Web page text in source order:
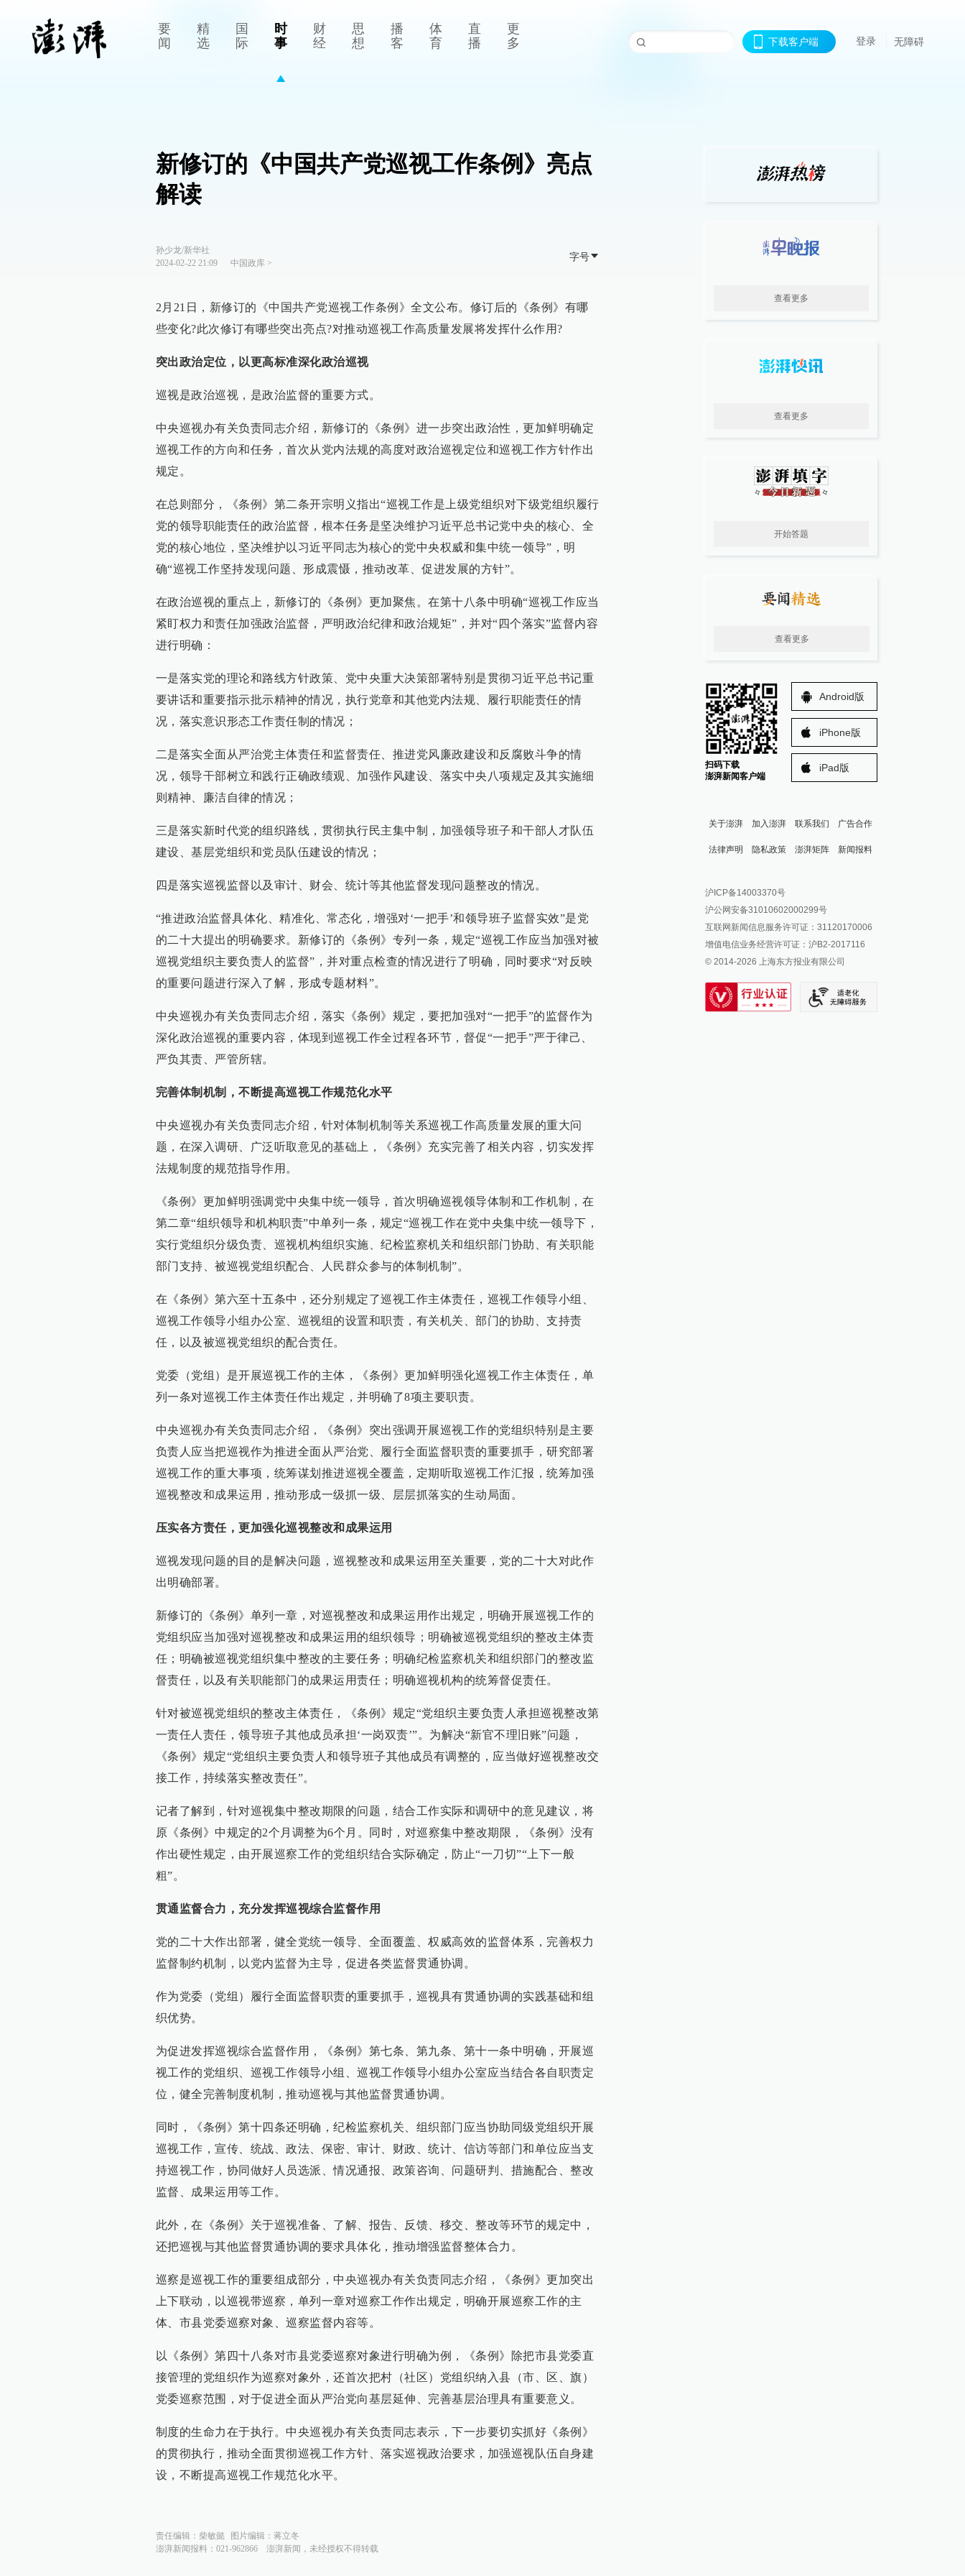
要
闻
精
选
国
际
时
事
财
经
思
想
播
客
体
育
直
播
更
多
下载客户端 登录 无障碍
新修订的《中国共产党巡视工作条例》亮点
解读
孙少龙/新华社
2024-02-22 21:09
中国政库>
字号
2月21日，新修订的《中国共产党巡视工作条例》全文公布。修订后的《条例》有哪
些变化?此次修订有哪些突出亮点?对推动巡视工作高质量发展将发挥什么作用?
突出政治定位，以更高标准深化政治巡视
巡视是政治巡视，是政治监督的重要方式。
中央巡视办有关负责同志介绍，新修订的《条例》进一步突出政治性，更加鲜明确定
巡视工作的方向和任务，首次从党内法规的高度对政治巡视定位和巡视工作方针作出
规定。
在总则部分，《条例》第二条开宗明义指出“巡视工作是上级党组织对下级党组织履行
党的领导职能责任的政治监督，根本任务是坚决维护习近平总书记党中央的核心、全
党的核心地位，坚决维护以习近平同志为核心的党中央权威和集中统一领导”，明
确“巡视工作坚持发现问题、形成震慑，推动改革、促进发展的方针”。
在政治巡视的重点上，新修订的《条例》更加聚焦。在第十八条中明确“巡视工作应当
紧盯权力和责任加强政治监督，严明政治纪律和政治规矩”，并对“四个落实”监督内容
进行明确：
一是落实党的理论和路线方针政策、党中央重大决策部署特别是贯彻习近平总书记重
要讲话和重要指示批示精神的情况，执行党章和其他党内法规、履行职能责任的情
况，落实意识形态工作责任制的情况；
二是落实全面从严治党主体责任和监督责任、推进党风廉政建设和反腐败斗争的情
况，领导干部树立和践行正确政绩观、加强作风建设、落实中央八项规定及其实施细
则精神、廉洁自律的情况；
三是落实新时代党的组织路线，贯彻执行民主集中制，加强领导班子和干部人才队伍
建设、基层党组织和党员队伍建设的情况；
四是落实巡视监督以及审计、财会、统计等其他监督发现问题整改的情况。
“推进政治监督具体化、精准化、常态化，增强对‘一把手’和领导班子监督实效”是党
的二十大提出的明确要求。新修订的《条例》专列一条，规定“巡视工作应当加强对被
巡视党组织主要负责人的监督”，并对重点检查的情况进行了明确，同时要求“对反映
的重要问题进行深入了解，形成专题材料”。
中央巡视办有关负责同志介绍，落实《条例》规定，要把加强对“一把手”的监督作为
深化政治巡视的重要内容，体现到巡视工作全过程各环节，督促“一把手”严于律己、
严负其责、严管所辖。
完善体制机制，不断提高巡视工作规范化水平
中央巡视办有关负责同志介绍，针对体制机制等关系巡视工作高质量发展的重大问
题，在深入调研、广泛听取意见的基础上，《条例》充实完善了相关内容，切实发挥
法规制度的规范指导作用。
《条例》更加鲜明强调党中央集中统一领导，首次明确巡视领导体制和工作机制，在
第二章“组织领导和机构职责”中单列一条，规定“巡视工作在党中央集中统一领导下，
实行党组织分级负责、巡视机构组织实施、纪检监察机关和组织部门协助、有关职能
部门支持、被巡视党组织配合、人民群众参与的体制机制”。
在《条例》第六至十五条中，还分别规定了巡视工作主体责任，巡视工作领导小组、
巡视工作领导小组办公室、巡视组的设置和职责，有关机关、部门的协助、支持责
任，以及被巡视党组织的配合责任。
党委（党组）是开展巡视工作的主体，《条例》更加鲜明强化巡视工作主体责任，单
列一条对巡视工作主体责任作出规定，并明确了8项主要职责。
中央巡视办有关负责同志介绍，《条例》突出强调开展巡视工作的党组织特别是主要
负责人应当把巡视作为推进全面从严治党、履行全面监督职责的重要抓手，研究部署
巡视工作的重大事项，统筹谋划推进巡视全覆盖，定期听取巡视工作汇报，统筹加强
巡视整改和成果运用，推动形成一级抓一级、层层抓落实的生动局面。
压实各方责任，更加强化巡视整改和成果运用
巡视发现问题的目的是解决问题，巡视整改和成果运用至关重要，党的二十大对此作
出明确部署。
新修订的《条例》单列一章，对巡视整改和成果运用作出规定，明确开展巡视工作的
党组织应当加强对巡视整改和成果运用的组织领导；明确被巡视党组织的整改主体责
任；明确被巡视党组织集中整改的主要任务；明确纪检监察机关和组织部门的整改监
督责任，以及有关职能部门的成果运用责任；明确巡视机构的统筹督促责任。
针对被巡视党组织的整改主体责任，《条例》规定“党组织主要负责人承担巡视整改第
一责任人责任，领导班子其他成员承担‘一岗双责’”。为解决“新官不理旧账”问题，
《条例》规定“党组织主要负责人和领导班子其他成员有调整的，应当做好巡视整改交
接工作，持续落实整改责任”。
记者了解到，针对巡视集中整改期限的问题，结合工作实际和调研中的意见建议，将
原《条例》中规定的2个月调整为6个月。同时，对巡察集中整改期限，《条例》没有
作出硬性规定，由开展巡察工作的党组织结合实际确定，防止“一刀切”“上下一般
粗”。
贯通监督合力，充分发挥巡视综合监督作用
党的二十大作出部署，健全党统一领导、全面覆盖、权威高效的监督体系，完善权力
监督制约机制，以党内监督为主导，促进各类监督贯通协调。
作为党委（党组）履行全面监督职责的重要抓手，巡视具有贯通协调的实践基础和组
织优势。
为促进发挥巡视综合监督作用，《条例》第七条、第九条、第十一条中明确，开展巡
视工作的党组织、巡视工作领导小组、巡视工作领导小组办公室应当结合各自职责定
位，健全完善制度机制，推动巡视与其他监督贯通协调。
同时，《条例》第十四条还明确，纪检监察机关、组织部门应当协助同级党组织开展
巡视工作，宣传、统战、政法、保密、审计、财政、统计、信访等部门和单位应当支
持巡视工作，协同做好人员选派、情况通报、政策咨询、问题研判、措施配合、整改
监督、成果运用等工作。
此外，在《条例》关于巡视准备、了解、报告、反馈、移交、整改等环节的规定中，
还把巡视与其他监督贯通协调的要求具体化，推动增强监督整体合力。
巡察是巡视工作的重要组成部分，中央巡视办有关负责同志介绍，《条例》更加突出
上下联动，以巡视带巡察，单列一章对巡察工作作出规定，明确开展巡察工作的主
体、市县党委巡察对象、巡察监督内容等。
以《条例》第四十八条对市县党委巡察对象进行明确为例，《条例》除把市县党委直
接管理的党组织作为巡察对象外，还首次把村（社区）党组织纳入县（市、区、旗）
党委巡察范围，对于促进全面从严治党向基层延伸、完善基层治理具有重要意义。
制度的生命力在于执行。中央巡视办有关负责同志表示，下一步要切实抓好《条例》
的贯彻执行，推动全面贯彻巡视工作方针、落实巡视政治要求，加强巡视队伍自身建
设，不断提高巡视工作规范化水平。
责任编辑： 柴敏懿 图片编辑： 蒋立冬
澎湃新闻报料：021-962866
澎湃新闻，未经授权不得转载
查看更多
查看更多
开始答题
查看更多
扫码下载
澎湃新闻客户端
Android版
iPhone版
iPad版
关于澎湃 加入澎湃 联系我们 广告合作
法律声明 隐私政策 澎湃矩阵
澎湃新闻公众号
澎湃新闻抖音号
派生万物开放平台
IP SHANGHAI
SIXTH TONE
新闻报料
报料邮箱: news@thepaper.cn
沪ICP备14003370号
沪公网安备31010602000299号
互联网新闻信息服务许可证：31120170006
增值电信业务经营许可证：沪B2-2017116
© 2014-2026 上海东方报业有限公司